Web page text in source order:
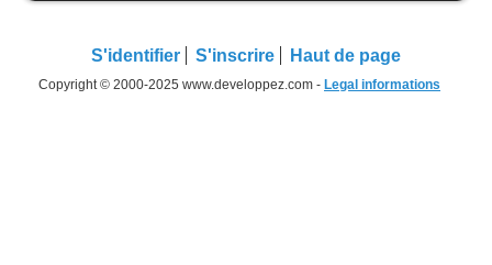
S'identifier S'inscrire Haut de page
Copyright © 2000-2025 www.developpez.com - Legal informations